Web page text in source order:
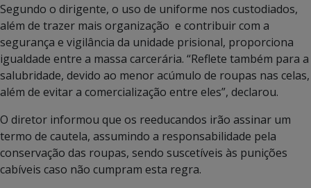
Segundo o dirigente, o uso de uniforme nos custodiados,
além de trazer mais organização e contribuir com a
segurança e vigilância da unidade prisional, proporciona
igualdade entre a massa carcerária. “Reflete também para a
salubridade, devido ao menor acúmulo de roupas nas celas,
além de evitar a comercialização entre eles”, declarou.
O diretor informou que os reeducandos irão assinar um
termo de cautela, assumindo a responsabilidade pela
conservação das roupas, sendo suscetíveis às punições
cabíveis caso não cumpram esta regra.